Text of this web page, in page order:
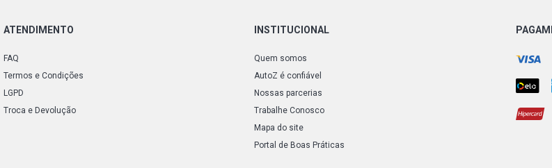
ATENDIMENTO
FAQ
Termos e Condições
LGPD
Troca e Devolução
INSTITUCIONAL
Quem somos
AutoZ é confiável
Nossas parcerias
Trabalhe Conosco
Mapa do site
Portal de Boas Práticas